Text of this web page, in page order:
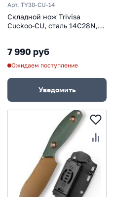
Арт. TY30-CU-14
Складной нож Trivisa
Cuckoo-CU, сталь 14C28N,
7 990 руб
Ожидаем поступление
Уведомить